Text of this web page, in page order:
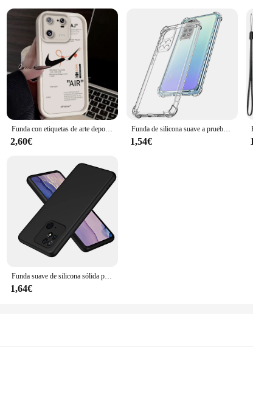
to protect your device. With the combination of durability, style, and
Funda con etiquetas de arte deportivo para Xiaomi Redmi Note 13, 12 Pro Plus, 4G, 5G, 13C, 12C, Turbo 11, 11S, 10, 10S, 9, 10A, 10C, 9C, A2, A1
2,60€
Funda de silicona suave a prueba de golpes para Xiaomi Redmi Note 11, 11S, 11T, 10, 10S, 10T, 9, 8 Pro, 10A, 10C, 9A, 9C, 9T, funda trasera transparente ultrafina
1,54€
Funda suave de silicona sólida para Xiaomi Redmi 10C, 10A, 9A, 9C, 12c, Redmi Note 10, 10S, 11, 11s, 12s, 12 Pro Plus, 5G, A1, A2
1,64€